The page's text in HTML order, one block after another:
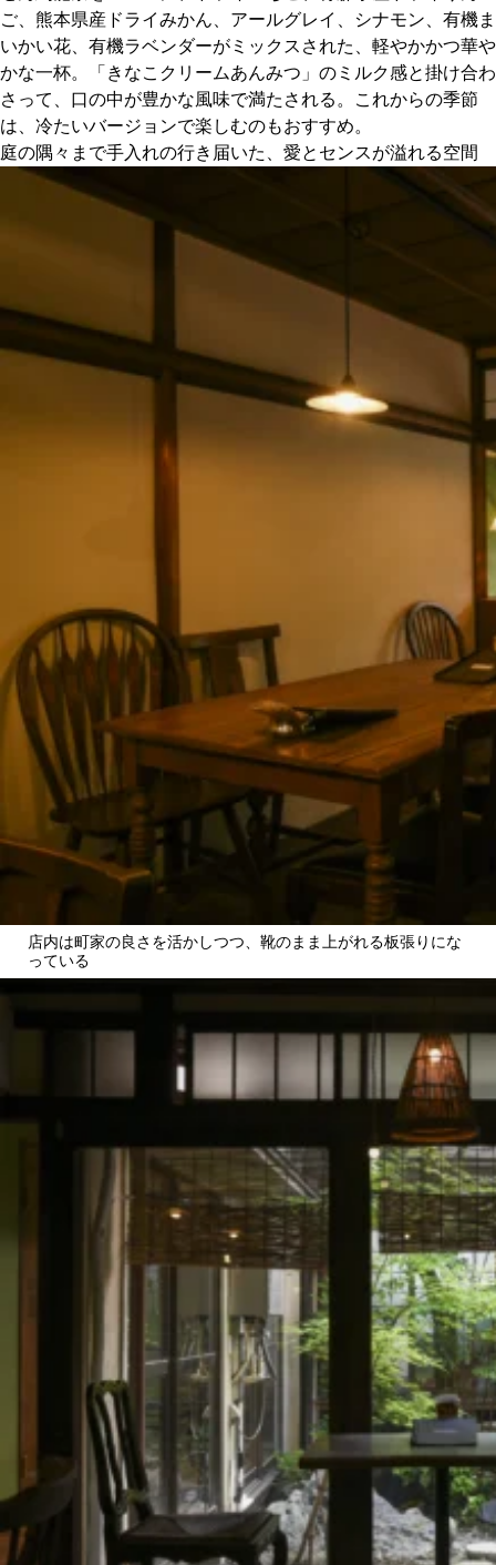
ご、熊本県産ドライみかん、アールグレイ、シナモン、有機ま
いかい花、有機ラベンダーがミックスされた、軽やかかつ華や
かな一杯。「きなこクリームあんみつ」のミルク感と掛け合わ
さって、口の中が豊かな風味で満たされる。これからの季節
は、冷たいバージョンで楽しむのもおすすめ。
庭の隅々まで手入れの行き届いた、愛とセンスが溢れる空間
店内は町家の良さを活かしつつ、靴のまま上がれる板張りにな
っている